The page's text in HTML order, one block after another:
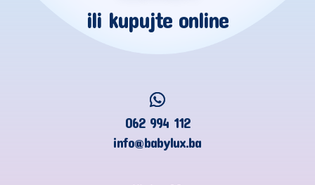
ili kupujte online
062 994 112
info@babylux.ba